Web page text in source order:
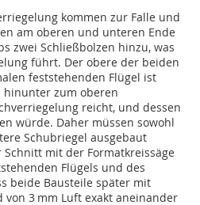
kommen zur Falle und
am oberen und unteren Ende
zwei Schließbolzen hinzu, was
führt. Der obere der beiden
feststehenden Flügel ist
hinunter zum oberen
reicht, und dessen
würde. Daher müssen sowohl
Schubriegel ausgebaut
mit der Formatkreissäge
Flügels und des
beide Bausteile später mit
3 mm Luft exakt aneinander